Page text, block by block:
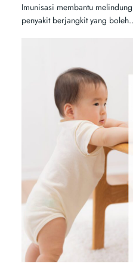
Imunisasi membantu
penyakit berjangkit yang